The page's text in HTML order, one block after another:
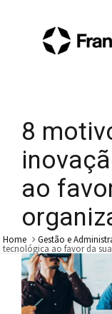
8
ao
Home Gestão e
tecnológica ao favor da